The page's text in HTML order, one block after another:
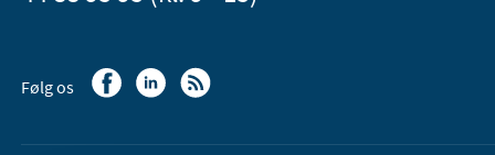
Følg os